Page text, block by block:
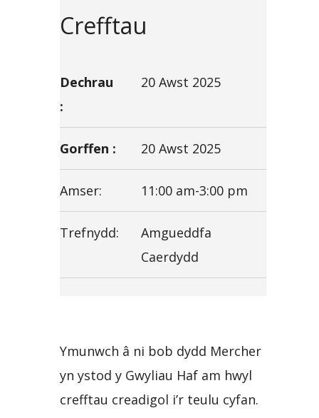
Crefftau
Dechrau
:
20 Awst 2025
Gorffen : 20 Awst 2025
Amser: 11:00 am-3:00 pm
Trefnydd:
Amgueddfa
Caerdydd
Ymunwch â ni bob dydd Mercher
yn ystod y Gwyliau Haf am hwyl
crefftau creadigol i’r teulu cyfan.